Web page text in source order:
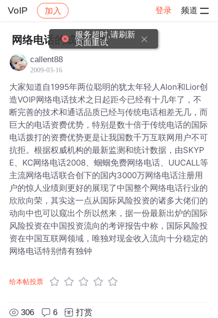
VoIP 加入 登录 频道
社区 VoIP 帖子详情
网络电话的成长环境
callent88
2009-03-16
大家知道自1995年两位聪明的犹太年轻人Alon和Lior创
造VOIP网络电话技术之日起距今已经有十几年了，不
断完善的技术和通话品质已经与传统电话相差无几，而
巨大的电话资费优势，特别是数十倍于传统电话的国际
电话拨打的资费优势更是让我国数千万互联网用户不可
抗拒。根据权威机构的最新监测和统计数据，由SKYP
E、KC网络电话2008、蝈蝈免费网络电话、UUCALL等
主流网络电话联合创下的国内3000万网络电话注册用
户的惊人业绩则更好的展现了中国整个网络电话行业的
欣欣向荣，其实这一点从国际风险投资的诸多大佬们的
动向中也可以窥出个所以然来，据一份最新出炉的国际
风险投资在中国投资流向的考评报告中称，国际风险投
资在中国互联网领域，唯独对现金收入流向十分稳定的
网络电话特别情有独钟
给本帖投票
306 6 打赏
服务超时,请刷新
页面重试